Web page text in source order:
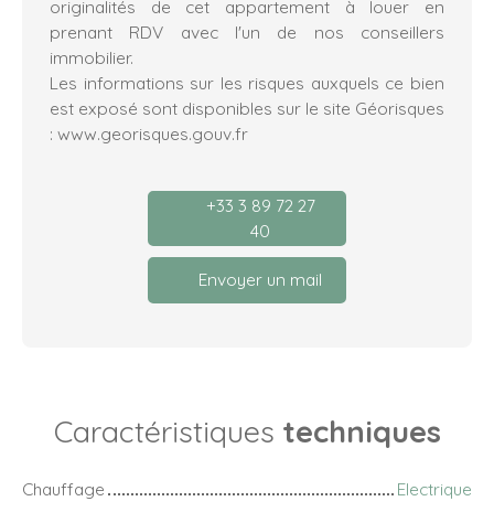
originalités de cet appartement à louer en
prenant RDV avec l'un de nos conseillers
immobilier.
Les informations sur les risques auxquels ce bien
est exposé sont disponibles sur le site Géorisques
: www.georisques.gouv.fr
+33 3 89 72 27
40
Envoyer un mail
Caractéristiques techniques
Chauffage
Electrique